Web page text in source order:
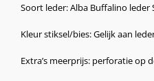
Soort leder: Alba Buffalino leder
Kleur stiksel/bies: Gelijk aan
Extra’s meerprijs: perforatie op